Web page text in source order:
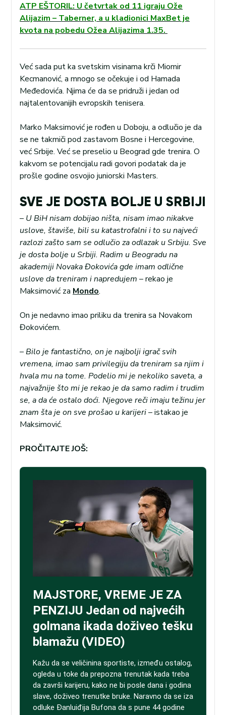
ATP EŠTORIL: U četvrtak od 11 igraju Ože
Alijazim – Taberner, a u kladionici MaxBet je
kvota na pobedu Ožea Alijazima 1.35.
Već sada put ka svetskim visinama krči Miomir
Kecmanović, a mnogo se očekuje i od Hamada
Međedovića. Njima će da se pridruži i jedan od
najtalentovanijih evropskih tenisera.
Marko Maksimović je rođen u Doboju, a odlučio je da
se ne takmiči pod zastavom Bosne i Hercegovine,
već Srbije. Već se preselio u Beograd gde trenira. O
kakvom se potencijalu radi govori podatak da je
prošle godine osvojio juniorski Masters.
SVE JE DOSTA BOLJE U SRBIJI
– U BiH nisam dobijao ništa, nisam imao nikakve
uslove, štaviše, bili su katastrofalni i to su najveći
razlozi zašto sam se odlučio za odlazak u Srbiju. Sve
je dosta bolje u Srbiji. Radim u Beogradu na
akademiji Novaka Đokovića gde imam odlične
uslove da treniram i napredujem – rekao je
Maksimović za Mondo.
On je nedavno imao priliku da trenira sa Novakom
Đokovićem.
–Bilo je fantastično, on je najbolji igrač svih
vremena, imao sam privilegiju da treniram sa njim i
hvala mu na tome. Podelio mi je nekoliko saveta, a
najvažnije što mi je rekao je da samo radim i trudim
se, a da će ostalo doći. Njegove reči imaju težinu jer
znam šta je on sve prošao u karijeri– istakao je
Maksimović.
PROČITAJTE JOŠ: